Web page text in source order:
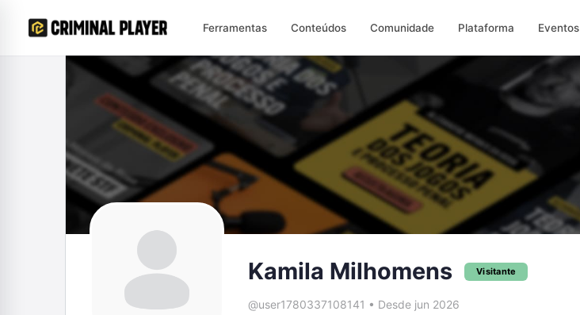
Ferramentas Conteúdos Comunidade Plataforma Eventos
Kamila Milhomens Visitante
@user1780337108141 • Desde jun 2026